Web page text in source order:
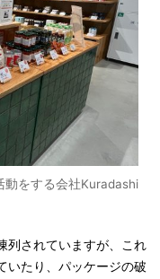
動をする会社Kuradashi
列されていますが、これ
いたり、パッケージの破